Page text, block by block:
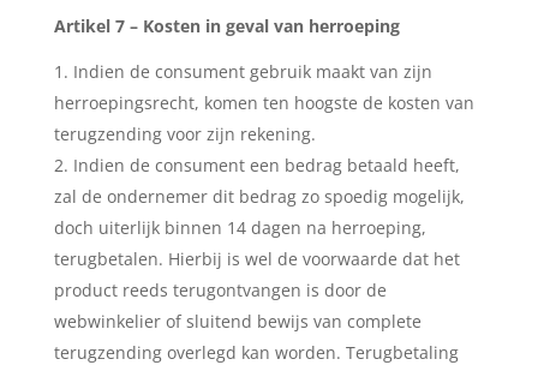
Artikel 7 – Kosten in geval van herroeping
Indien de consument gebruik maakt van zijn
herroepingsrecht, komen ten hoogste de kosten van
terugzending voor zijn rekening.
Indien de consument een bedrag betaald heeft,
zal de ondernemer dit bedrag zo spoedig mogelijk,
doch uiterlijk binnen 14 dagen na herroeping,
terugbetalen. Hierbij is wel de voorwaarde dat het
product reeds terugontvangen is door de
webwinkelier of sluitend bewijs van complete
terugzending overlegd kan worden. Terugbetaling